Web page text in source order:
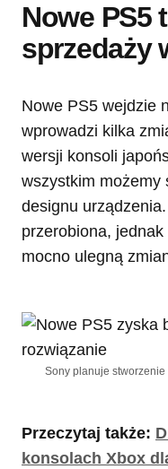
Nowe PS5
sprzedaży
Nowe PS5 wejdzie
wprowadzi kilka
wersji konsoli
wszystkim możemy
designu
przerobiona,
mocno ulegną
Sony planuje
Przeczytaj także:
konsolach Xbox